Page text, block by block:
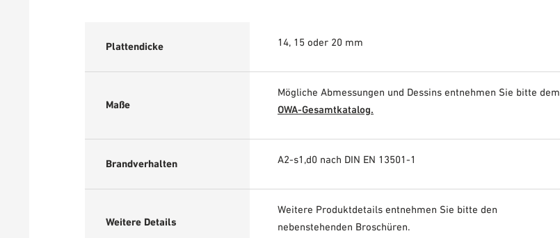
Plattendicke 14, 15 oder 20 mm
Maße
Mögliche Abmessungen und Dessins entnehmen Sie bitte dem
OWA-Gesamtkatalog.
Brandverhalten A2-s1,d0 nach DIN EN 13501-1
Weitere Details
Weitere Produktdetails entnehmen Sie bitte den
nebenstehenden Broschüren.